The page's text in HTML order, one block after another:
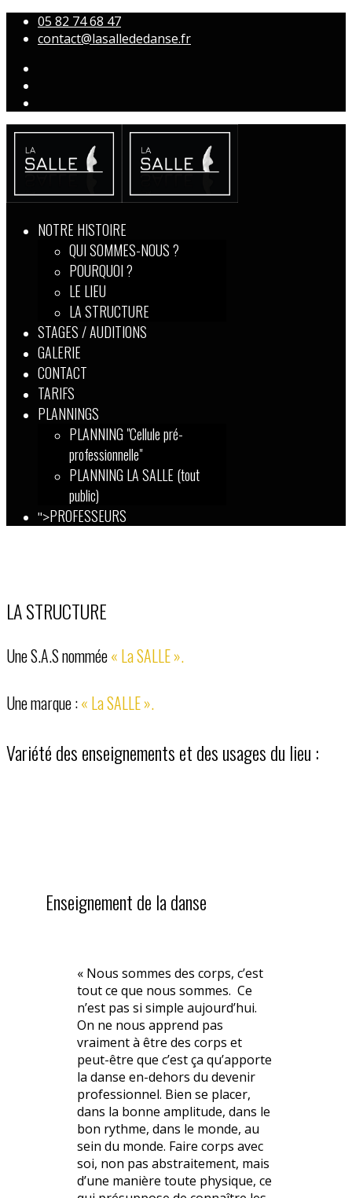
05 82 74 68 47
contact@lasallededanse.fr
NOTRE HISTOIRE
QUI SOMMES-NOUS ?
POURQUOI ?
LE LIEU
LA STRUCTURE
STAGES / AUDITIONS
GALERIE
CONTACT
TARIFS
PLANNINGS
PLANNING "Cellule pré-
professionnelle"
PLANNING LA SALLE (tout
public)
">PROFESSEURS
LA STRUCTURE
Une S.A.S nommée« La SALLE ».
Une marque :« La SALLE ».
Variété des enseignements et des usages du lieu :
Enseignement de la danse
« Nous sommes des corps, c’est
tout ce que nous sommes. Ce
n’est pas si simple aujourd’hui.
On ne nous apprend pas
vraiment à être des corps et
peut-être que c’est ça qu’apporte
la danse en-dehors du devenir
professionnel. Bien se placer,
dans la bonne amplitude, dans le
bon rythme, dans le monde, au
sein du monde. Faire corps avec
soi, non pas abstraitement, mais
d’une manière toute physique, ce